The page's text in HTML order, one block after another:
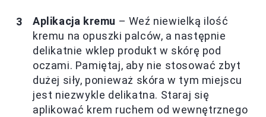
Aplikacja kremu – Weź niewielką ilość
kremu na opuszki palców, a następnie
delikatnie wklep produkt w skórę pod
oczami. Pamiętaj, aby nie stosować zbyt
dużej siły, ponieważ skóra w tym miejscu
jest niezwykle delikatna. Staraj się
aplikować krem ruchem od wewnętrznego